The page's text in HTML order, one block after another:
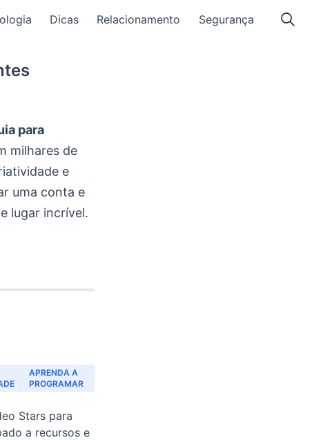
Dicas Relacionamento Segurança
para
milhares de
e
uma conta e
lugar incrível.
APRENDA A
PROGRAMAR
Stars para
a recursos e